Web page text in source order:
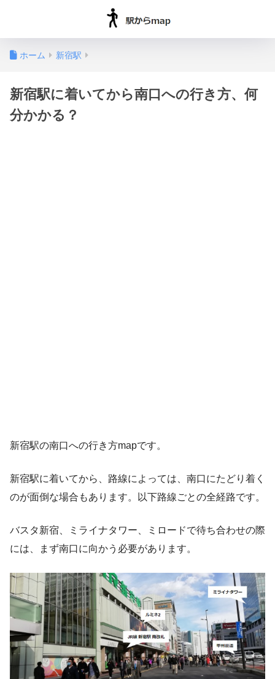
ホーム 新宿駅
新宿駅に着いてから南口への行き方、何
分かかる？
新宿駅の南口への行き方mapです。
新宿駅に着いてから、路線によっては、南口にたどり着く
のが面倒な場合もあります。以下路線ごとの全経路です。
バスタ新宿、ミライナタワー、ミロードで待ち合わせの際
には、まず南口に向かう必要があります。